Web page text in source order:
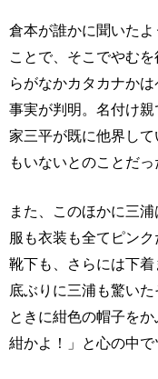
倉本が誰かに聞いた
ことで、そこでやむ
らがなかカタカナか
事実が判明。名付け
家三平が既に他界し
もいないとのことだっ
また、このほかに三
服も衣装も全てピン
靴下も、さらには下
底ぶりに三浦も驚い
ときに紺色の帽子を
紺かよ！」と心の中で